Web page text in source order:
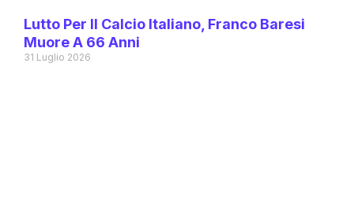
Lutto Per Il Calcio Italiano, Franco Baresi
Muore A 66 Anni
31 Luglio 2026